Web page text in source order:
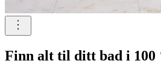
Finn alt til ditt bad i 100